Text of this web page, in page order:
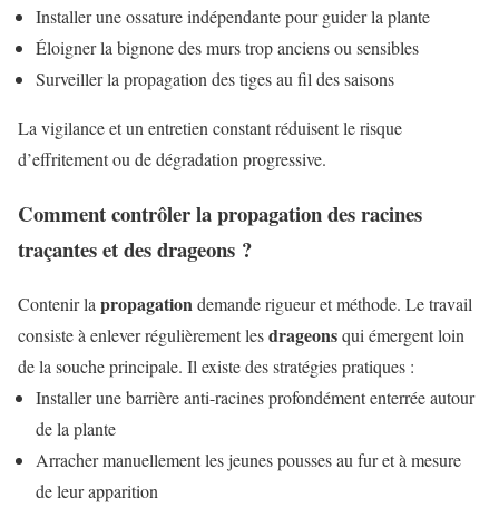
Installer une ossature indépendante pour guider la plante
Éloigner la bignone des murs trop anciens ou sensibles
Surveiller la propagation des tiges au fil des saisons
La vigilance et un entretien constant réduisent le risque
d’effritement ou de dégradation progressive.
Comment contrôler la propagation des racines
traçantes et des drageons ?
Contenir la propagationdemande rigueur et méthode. Le travail
consiste à enlever régulièrement lesdrageonsqui émergent loin
de la souche principale. Il existe des stratégies pratiques :
Installer une barrière anti-racines profondément enterrée autour
de la plante
Arracher manuellement les jeunes pousses au fur et à mesure
de leur apparition